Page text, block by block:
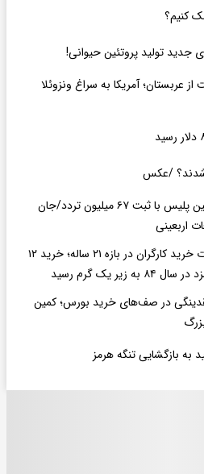
کنیم؟
جدید تولید پروتئین حیوانی!
نفت از عربستان؛ آمریکا به سراغ ونزوئلا
شدند؟ /عکس
پایان طرح ترافیکی اربعین پلیس با ثبت ۶۷ میلیون تردد/جان
سقوط ۹۳ درصدی قدرت خرید کارگران در بازه ۲۱ ساله؛ خرید ۱۲
یک گرم رسید
در صف‌های خرید بورس؛ کمین
به بازگشایی تنگه هرمز